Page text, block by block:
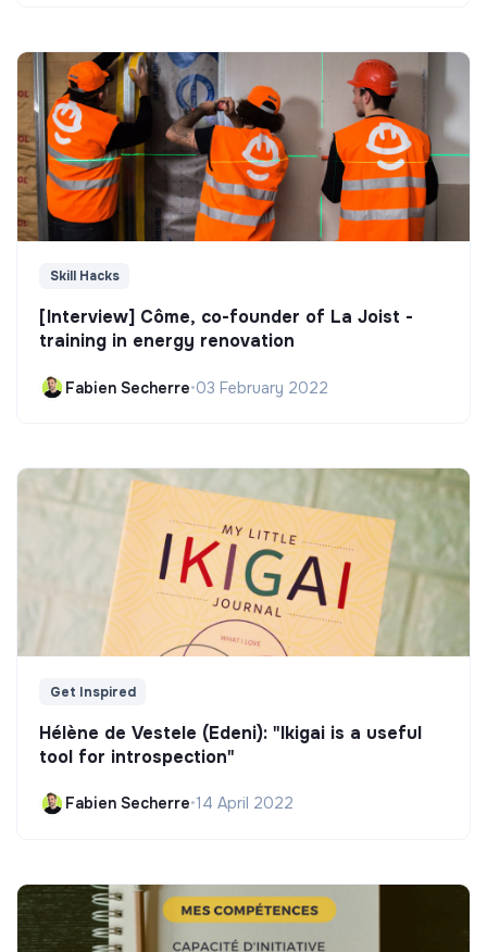
Skill Hacks
[Interview] Côme, co-founder of La Joist -
training in energy renovation
Fabien Secherre•03 February 2022
Get Inspired
Hélène de Vestele (Edeni): "Ikigai is a useful
tool for introspection"
Fabien Secherre•14 April 2022